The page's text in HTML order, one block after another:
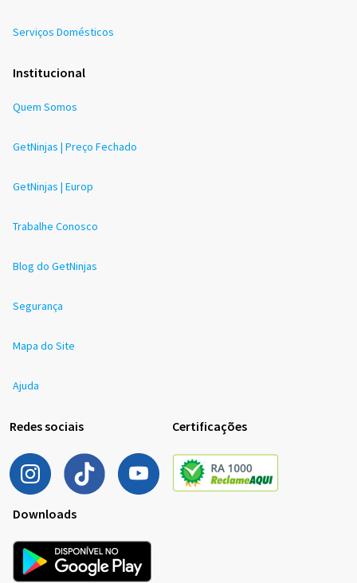
Serviços Domésticos
Institucional
Quem Somos
GetNinjas | Preço Fechado
GetNinjas | Europ
Trabalhe Conosco
Blog do GetNinjas
Segurança
Mapa do Site
Ajuda
Redes sociais Certificações
Downloads